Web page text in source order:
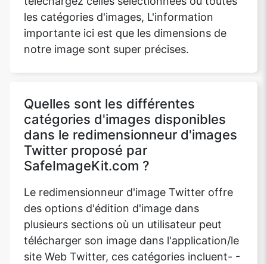
les catégories d'images, L'information
importante ici est que les dimensions de
notre image sont super précises.
Quelles sont les différentes
catégories d'images disponibles
dans le redimensionneur d'images
Twitter proposé par
SafeImageKit.com ?
Le redimensionneur d'image Twitter offre
des options d'édition d'image dans
plusieurs sections où un utilisateur peut
télécharger son image dans l'application/le
site Web Twitter, ces catégories incluent- -